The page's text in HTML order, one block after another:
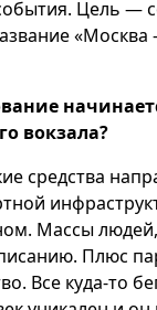
Цель —
вокзала?
средства
Массы
Плюс
Все куда-то